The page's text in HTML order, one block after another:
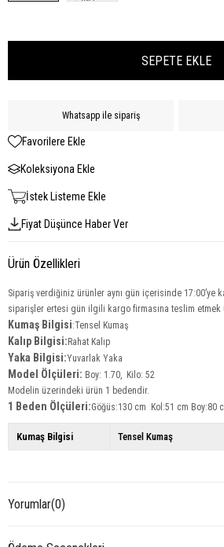
Whatsapp ile sipariş
Favorilere Ekle
Koleksiyona Ekle
İstek Listeme Ekle
Fiyat Düşünce Haber Ver
Ürün Özellikleri
Sipariş verdiğiniz ürünler aynı gün içerisinde 17:00’ye
siparişler ertesi gün ilgili kargo firmasına teslim etmek
Kumaş Bilgisi:Tensel Kumaş
Kalıp Bilgisi: Rahat Kalıp
Yaka Bilgisi:Yuvarlak Yaka
Model Ölçüleri: Boy: 1.70, Kilo: 52
Modelin üzerindeki ürün 1 bedendir.
1 Beden Ölçüleri:Göğüs:130 cm Kol:51 cm Boy:80
Kumaş Bilgisi Tensel Kumaş
Yorumlar(0)